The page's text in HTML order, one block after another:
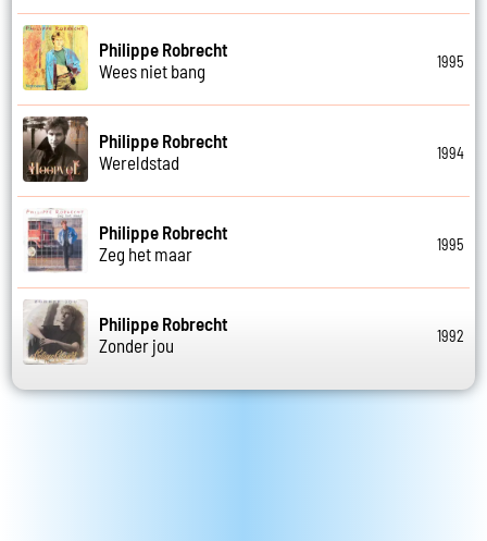
Philippe Robrecht
Wees niet bang
1995
Philippe Robrecht
Wereldstad
1994
Philippe Robrecht
Zeg het maar
1995
Philippe Robrecht
Zonder jou
1992